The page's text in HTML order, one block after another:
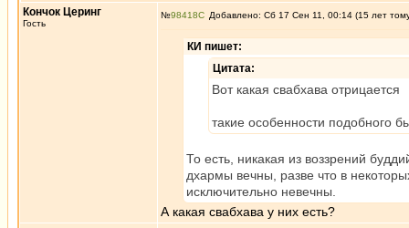
Кончок Церинг
Гость
№98418 Добавлено: Сб 17 Сен 11, 00:14 (15 лет
КИ пишет:
Цитата:
Вот какая свабхава отрицается
такие особенности подобного
То есть, никакая из воззрений
дхармы вечны, разве что в
исключительно невечны.
А какая свабхава у них есть?